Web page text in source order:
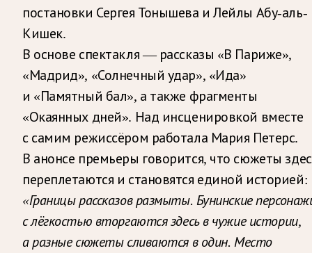
постановки Сергея Тонышева и Лейлы Абу-аль-
Кишек.
В основе спектакля — рассказы «В Париже»,
«Мадрид», «Солнечный удар», «Ида»
и «Памятный бал», а также фрагменты
«Окаянных дней». Над инсценировкой вместе
с самим режиссёром работала Мария Петерс.
В анонсе премьеры говорится, что сюжеты
переплетаются и становятся единой историей:
«Границы рассказов размыты. Бунинские
с лёгкостью вторгаются здесь в чужие истории,
а разные сюжеты сливаются в один. Место